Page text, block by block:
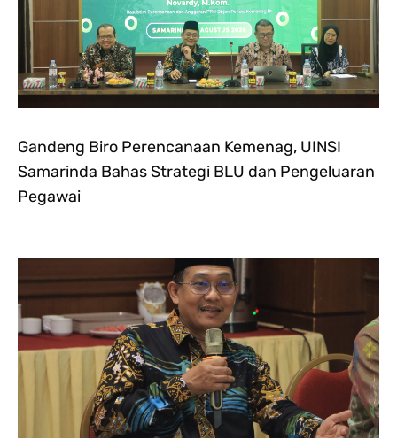
Gandeng Biro Perencanaan Kemenag, UINSI
Samarinda Bahas Strategi BLU dan Pengeluaran
Pegawai